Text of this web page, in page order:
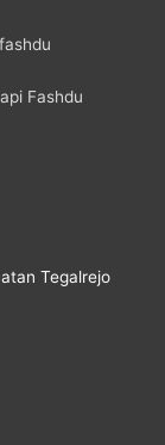
Fashdu
Tegalrejo